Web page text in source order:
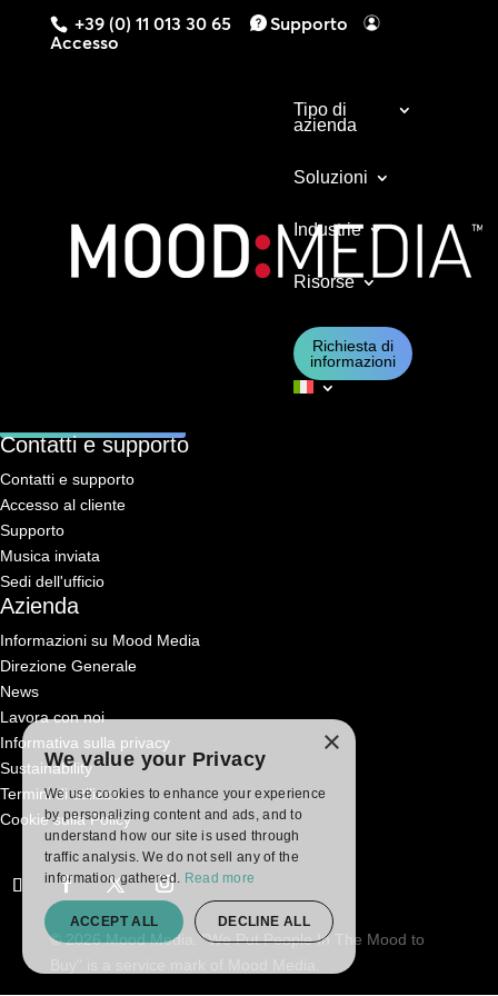
+39 (0) 11 013 30 65
Supporto
Accesso
Tipo di
azienda
Soluzioni
Industrie
Risorse
Richiesta di
informazioni
Contattateci oggi stesso per scoprire cosa
Contatti e supporto
Contatti e supporto
Accesso al cliente
Supporto
Musica inviata
Sedi dell'ufficio
Azienda
Informazioni su Mood Media
Direzione Generale
News
Lavora con noi
Informativa sulla privacy
Sustainability
Termini di utilizzo
Cookie sulla Policy
© 2026 Mood Media. "We Put People In The Mood to
×
We value your Privacy
We use cookies to enhance your experience
by personalizing content and ads, and to
understand how our site is used through
traffic analysis. We do not sell any of the
information gathered. Read more
ACCEPT ALL DECLINE ALL